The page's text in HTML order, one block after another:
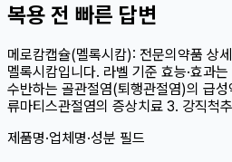
복용 전 빠른 답변
메로캄캡슐(멜록시캄): 전문의약품 상
멜록시캄입니다. 라벨 기준 효능·효과
수반하는 골관절염(퇴행관절염)의 급
류마티스관절염의 증상치료 3. 강직척
제품명·업체명·성분 필드